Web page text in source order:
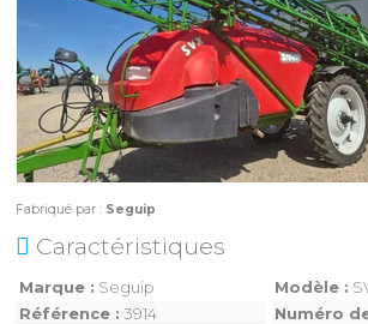
ATELIERS
Fabriqué par : Seguip
Caractéristiques
Marque Seguip Modèle
Référence
3914
Numéro